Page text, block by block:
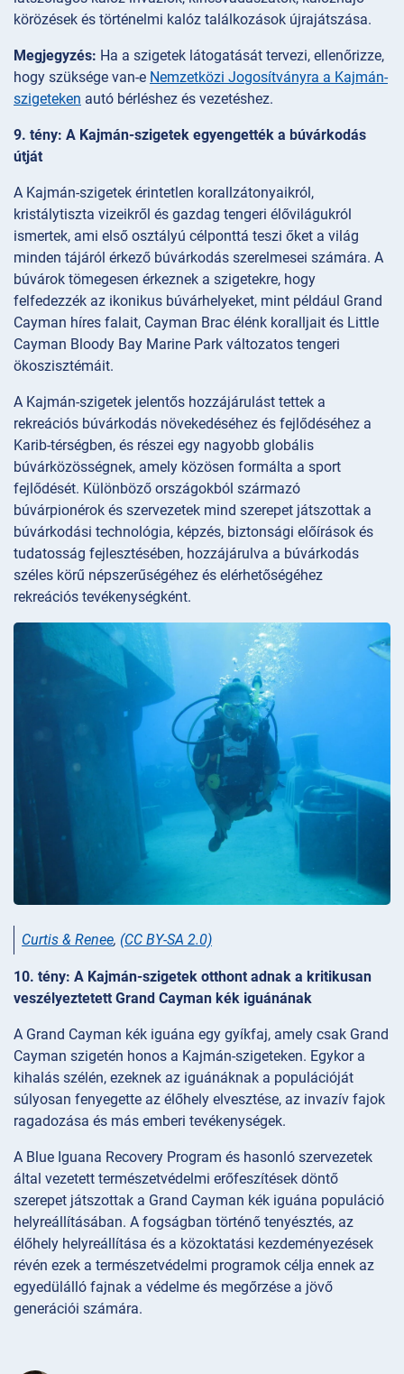
körözések és történelmi kalóz találkozások újrajátszása.
Megjegyzés: Ha a szigetek látogatását tervezi, ellenőrizze,
hogy szüksége van-e Nemzetközi Jogosítványra a Kajmán-
szigeteken autó bérléshez és vezetéshez.
9. tény: A Kajmán-szigetek egyengették a búvárkodás
útját
A Kajmán-szigetek érintetlen korallzátonyaikról,
kristálytiszta vizeikről és gazdag tengeri élővilágukról
ismertek, ami első osztályú célponttá teszi őket a világ
minden tájáról érkező búvárkodás szerelmesei számára. A
búvárok tömegesen érkeznek a szigetekre, hogy
felfedezzék az ikonikus búvárhelyeket, mint például Grand
Cayman híres falait, Cayman Brac élénk koralljait és Little
Cayman Bloody Bay Marine Park változatos tengeri
ökoszisztémáit.
A Kajmán-szigetek jelentős hozzájárulást tettek a
rekreációs búvárkodás növekedéséhez és fejlődéséhez a
Karib-térségben, és részei egy nagyobb globális
búvárközösségnek, amely közösen formálta a sport
fejlődését. Különböző országokból származó
búvárpionérok és szervezetek mind szerepet játszottak a
búvárkodási technológia, képzés, biztonsági előírások és
tudatosság fejlesztésében, hozzájárulva a búvárkodás
széles körű népszerűségéhez és elérhetőségéhez
rekreációs tevékenységként.
Curtis & Renee, (CC BY-SA 2.0)
10. tény: A Kajmán-szigetek otthont adnak a kritikusan
veszélyeztetett Grand Cayman kék iguánának
A Grand Cayman kék iguána egy gyíkfaj, amely csak Grand
Cayman szigetén honos a Kajmán-szigeteken. Egykor a
kihalás szélén, ezeknek az iguánáknak a populációját
súlyosan fenyegette az élőhely elvesztése, az invazív fajok
ragadozása és más emberi tevékenységek.
A Blue Iguana Recovery Program és hasonló szervezetek
által vezetett természetvédelmi erőfeszítések döntő
szerepet játszottak a Grand Cayman kék iguána populáció
helyreállításában. A fogságban történő tenyésztés, az
élőhely helyreállítása és a közoktatási kezdeményezések
révén ezek a természetvédelmi programok célja ennek az
egyedülálló fajnak a védelme és megőrzése a jövő
generációi számára.